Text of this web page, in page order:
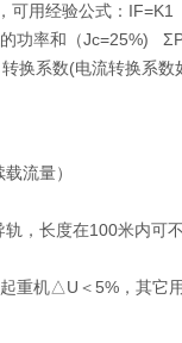
用经验公式：IF=K1
率和（Jc=25%) ΣP:
数(电流转换系数如
流量）
，长度在100米内可
△U＜5%，其它用